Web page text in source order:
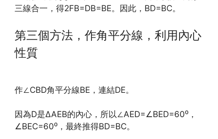
三線合一，得2FB=DB=BE。因此，BD=BC。
第三個方法，作角平分線，利用內心
性質
作∠CBD角平分線BE，連結DE。
因為D是∆AEB的內心，所以∠AED=∠BED=60⁰，
∠BEC=60⁰，最終推得BD=BC。